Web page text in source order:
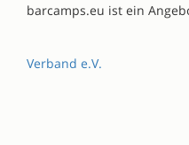
barcamps.eu ist ein
Verband e.V.